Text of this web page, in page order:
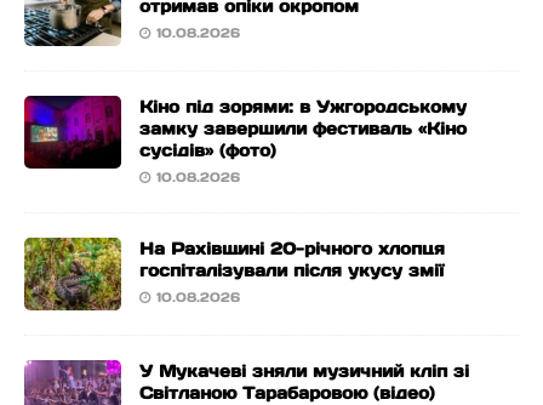
отримав опіки окропом
10.08.2026
Кіно під зорями: в Ужгородському
замку завершили фестиваль «Кіно
сусідів» (фото)
10.08.2026
На Рахівщині 20-річного хлопця
госпіталізували після укусу змії
10.08.2026
У Мукачеві зняли музичний кліп зі
Світланою Тарабаровою (відео)